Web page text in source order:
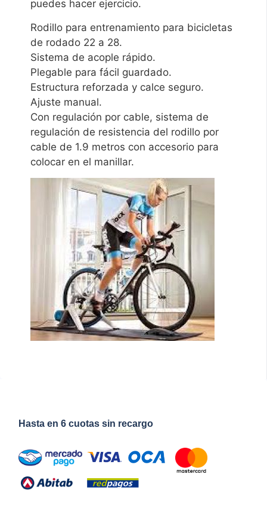
puedes hacer ejercicio.
Rodillo para entrenamiento para bicicletas
de rodado 22 a 28.
Sistema de acople rápido.
Plegable para fácil guardado.
Estructura reforzada y calce seguro.
Ajuste manual.
Con regulación por cable, sistema de
regulación de resistencia del rodillo por
cable de 1.9 metros con accesorio para
colocar en el manillar.
Hasta en 6 cuotas sin recargo